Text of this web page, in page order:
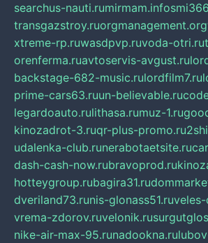
searchus-nauti.rumirmam.info
transgazstroy.ruorgmanagement.org
xtreme-rp.ruwasdpvp.ruvoda-otri.ru
orenferma.ruavtoservis-avgust.ru
backstage-682-music.rulordfilm7.ru
prime-cars63.ruun-believable.ru
legardoauto.rulithasa.rumuz-1.ru
kinozadrot-3.ruqr-plus-promo.ru
udalenka-club.runerabotaetsite.ru
dash-cash-now.rubravoprod.ru
hotteygroup.rubagira31.ru
dveriland73.runis-glonass51.ru
vrema-zdorov.ruvelonik.ru
nike-air-max-95.runadookna.ru